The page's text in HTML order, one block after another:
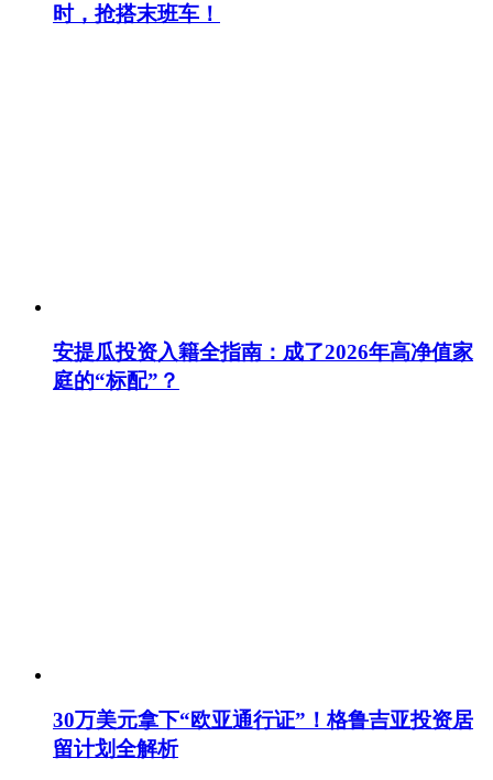
时，抢搭末班车！
安提瓜投资入籍全指南：成了2026年高净值家
庭的“标配”？
30万美元拿下“欧亚通行证”！格鲁吉亚投资居
留计划全解析